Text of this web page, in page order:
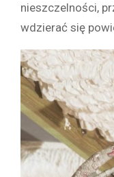
nieszczelności,
wdzierać się